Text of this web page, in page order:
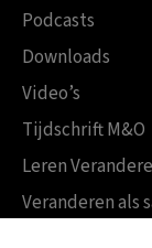
Podcasts
Downloads
Video’s
Tijdschrift M&O
Leren
Veranderen als